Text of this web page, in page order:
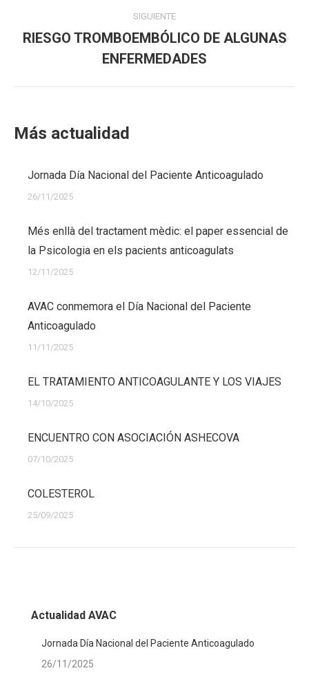
SIGUIENTE
siguiente:
RIESGO TROMBOEMBÓLICO DE ALGUNAS
ENFERMEDADES
Más actualidad
Jornada Día Nacional del Paciente Anticoagulado
26/11/2025
Més enllà del tractament mèdic: el paper essencial de
la Psicologia en els pacients anticoagulats
12/11/2025
AVAC conmemora el Día Nacional del Paciente
Anticoagulado
11/11/2025
EL TRATAMIENTO ANTICOAGULANTE Y LOS VIAJES
14/10/2025
ENCUENTRO CON ASOCIACIÓN ASHECOVA
07/10/2025
COLESTEROL
25/09/2025
Actualidad AVAC
Jornada Día Nacional del Paciente Anticoagulado
26/11/2025